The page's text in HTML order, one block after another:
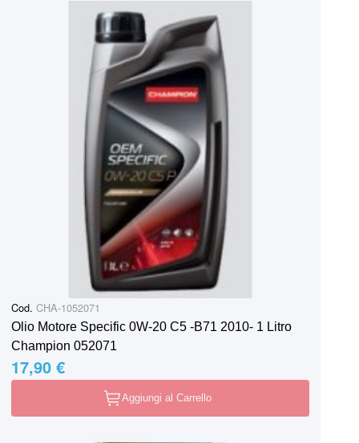
Cod. CHA-1052071
Olio Motore Specific 0W-20 C5 -B71 2010- 1 Litro
Champion 052071
17,90 €
Aggiungi al Carrello